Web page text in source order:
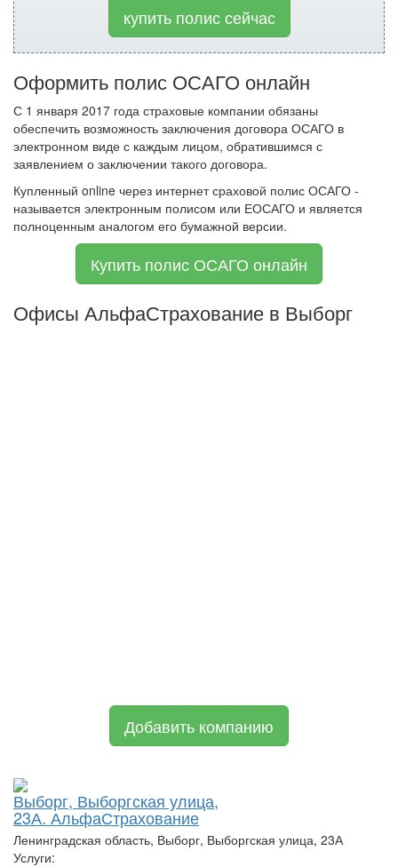
купить полис сейчас
Оформить полис ОСАГО онлайн
С 1 января 2017 года страховые компании обязаны
обеспечить возможность заключения договора ОСАГО в
электронном виде с каждым лицом, обратившимся с
заявлением о заключении такого договора.
Купленный online через интернет сраховой полис ОСАГО -
называется электронным полисом или ЕОСАГО и является
полноценным аналогом его бумажной версии.
Купить полис ОСАГО онлайн
Офисы АльфаСтрахование в Выборг
Добавить компанию
Выборг, Выборгская улица,
23А. АльфаСтрахование
Ленинградская область, Выборг, Выборгская улица, 23А
Услуги: